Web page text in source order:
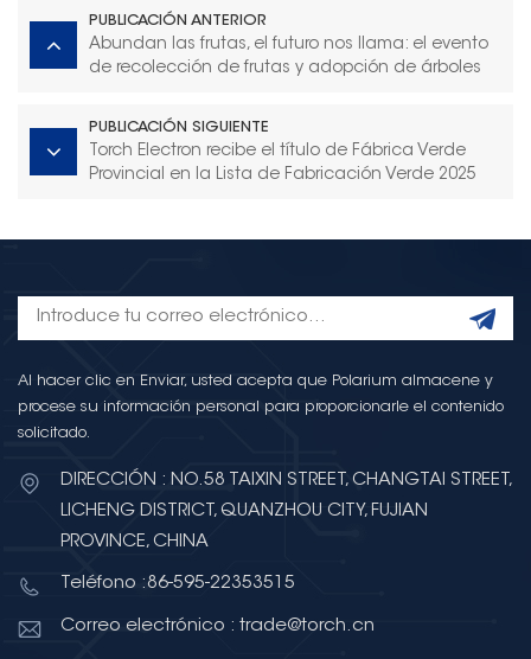
PUBLICACIÓN ANTERIOR
Abundan las frutas, el futuro nos llama: el evento
de recolección de frutas y adopción de árboles
PUBLICACIÓN SIGUIENTE
Torch Electron recibe el título de Fábrica Verde
Provincial en la Lista de Fabricación Verde 2025
Al hacer clic en Enviar, usted acepta que Polarium almacene y
procese su información personal para proporcionarle el contenido
solicitado.
DIRECCIÓN : NO.58 TAIXIN STREET, CHANGTAI STREET,
LICHENG DISTRICT, QUANZHOU CITY, FUJIAN
PROVINCE, CHINA
Teléfono :86-595-22353515
Correo electrónico : trade@torch.cn